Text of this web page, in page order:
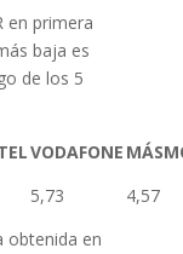
en primera
baja es
de los 5
VODAFONE
5,73
4,57
obtenida en